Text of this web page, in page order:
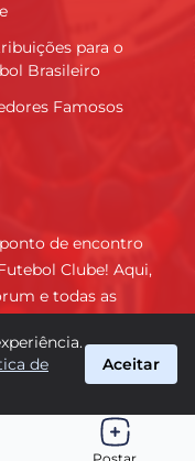
para o
Brasileiro
Famosos
de encontro
Clube! Aqui,
e todas as
apaixonada pelo
reservados.
de
Aceitar